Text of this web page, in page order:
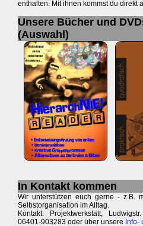
enthalten. Mit ihnen kommst du direkt
Unsere Bücher und
(Auswahl)
In Kontakt kommen
Wir unterstützen euch gerne - z.B.
Selbstorganisation im Alltag.
Kontakt: Projektwerkstatt,
06401-903283 oder über unsere Info-